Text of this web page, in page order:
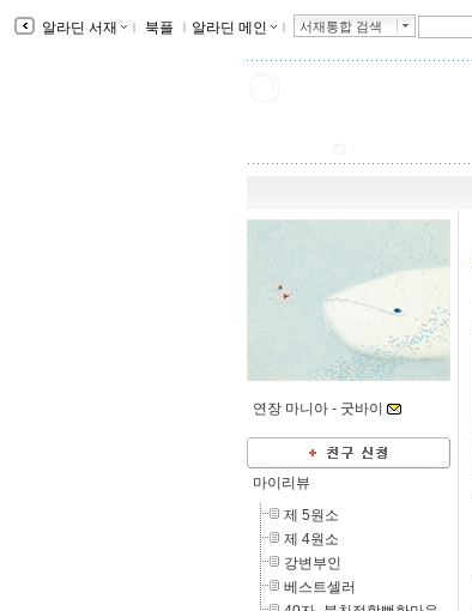
알라딘 서재 ｌ 북플 ｌ 알라딘 메인 ｌ 서재통합 검색
연장 마니아 - 굿바이
마이리뷰
제 5원소
제 4원소
강변부인
베스트셀러